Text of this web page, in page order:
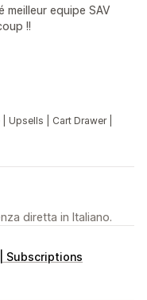
meilleur equipe SAV
!!
Upsells | Cart Drawer |
diretta in Italiano.
Subscriptions